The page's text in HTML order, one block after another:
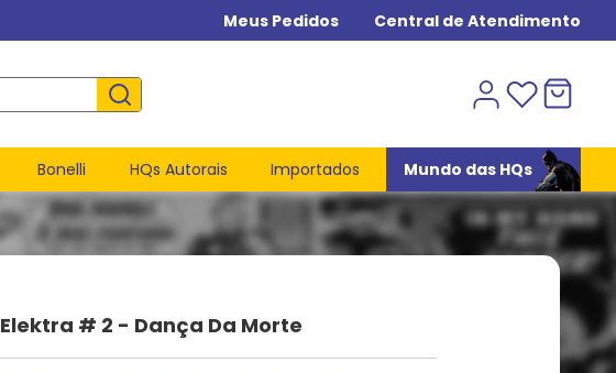
Meus Pedidos Central de Atendimento
Bonelli HQs Autorais Importados Mundo das HQs
Elektra # 2 - Dança Da Morte